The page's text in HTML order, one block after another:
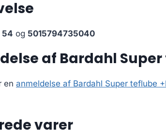
54 og 5015794735040
af Bardahl Super
en anmeldelse af Bardahl Super teflube
varer